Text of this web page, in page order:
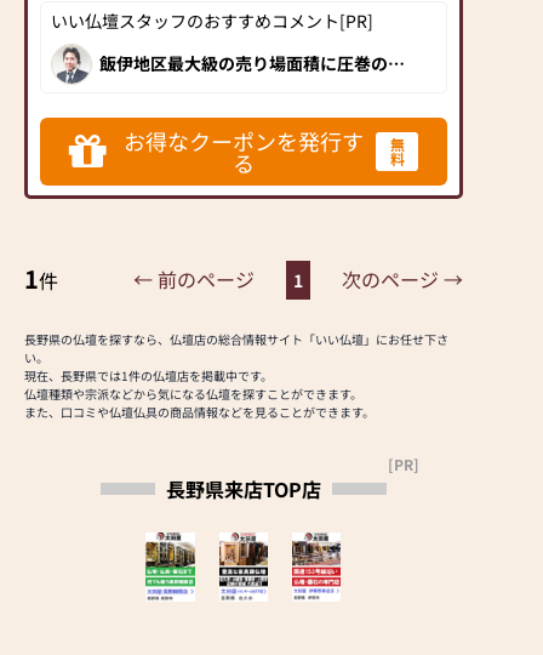
家具調デザインが特徴で
洋間にも置きやすいモダ
ン仏壇やタンスの上に置
型仏壇、金仏壇などを始
め、常時200点ほどのお
仏壇を取り揃えておりま
す。また、毎日のお参り
ジメントなどの小物商品
のご要望にお応えできる
よう、商品情報に精通し
たアドバイザーが常駐し
【店舗情報】
一休さんのはなおか 上田
店は、国道18号線沿いに
所在し、無料駐車場完備
の仏壇・仏具・お墓の専
◆南信地区最大級！お仏
壇 約１３０本展示！
具を豊富に展示していま
納得いくまで、見て、確
す！
ト、製造工場より直通シ
客様の元へお届けいたし
ます
「いい仏壇」をご覧いた
特別価格仏壇をご用意し
店頭通常価格より値引き
いい仏壇スタッフのおすすめコメント[PR]
飯伊地区最大級の売り場面積に圧巻の品
揃えを誇る清山堂 飯田店。大型店且つメ
一見の価値あり。更にアフターサポート
も万全です。2019年6月についに"いい仏
壇"への掲載がスタート。長野県にお住い
の方には是非訪問していただきたいおス
スメの仏壇店です！
お得なクーポンを発行す
る
無
料
1件 ← 前のページ 1 次のページ →
長野県の仏壇を探すなら、仏壇店の総合情報サイト「いい仏壇」にお任せ下さ
い。
現在、長野県では1件の仏壇店を掲載中です。
仏壇種類や宗派などから気になる仏壇を探すことができます。
また、口コミや仏壇仏具の商品情報などを見ることができます。
長野県来店TOP店
[PR]